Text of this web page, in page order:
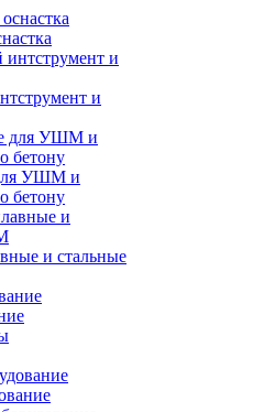
и
УШМ и
бетону
и стальные